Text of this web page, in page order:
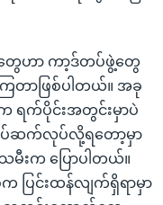
ဟာ ကာ့ဒ်တပ်ဖွဲ့တွေ
တာဖြစ်ပါတယ်။ အခု
ရက်ပိုင်းအတွင်းမှာပဲ
လုပ်ဆက်လုပ်လို့ရတော့မှာ
းက ပြောပါတယ်။
ြင်းထန်လျက်ရှိရာမှာ